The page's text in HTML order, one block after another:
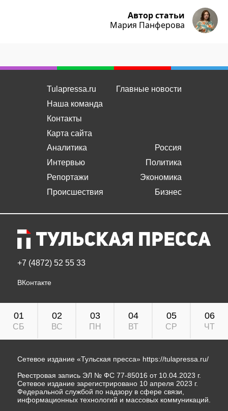
Автор статьи
Мария Панферова
Tulapressa.ru
Наша команда
Контакты
Карта сайта
Главные новости
Аналитика
Интервью
Репортажи
Происшествия
Россия
Политика
Экономика
Бизнес
+7 (4872) 52 55 33
ВКонтакте
01
СБ
02
ВС
03
ПН
04
ВТ
05
СР
06
ЧТ
Сетевое издание «Тульская пресса» https://tulapressa.ru/
Реестровая запись ЭЛ № ФС 77-85016 от 10.04.2023 г.
Сетевое издание зарегистрировано 10 апреля 2023 г.
Федеральной службой по надзору в сфере связи,
информационных технологий и массовых коммуникаций.